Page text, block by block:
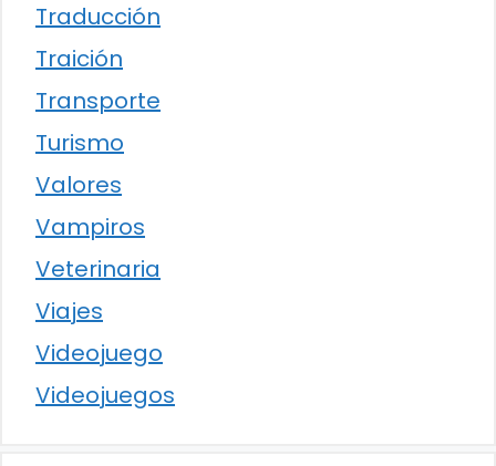
Traducción
Traición
Transporte
Turismo
Valores
Vampiros
Veterinaria
Viajes
Videojuego
Videojuegos